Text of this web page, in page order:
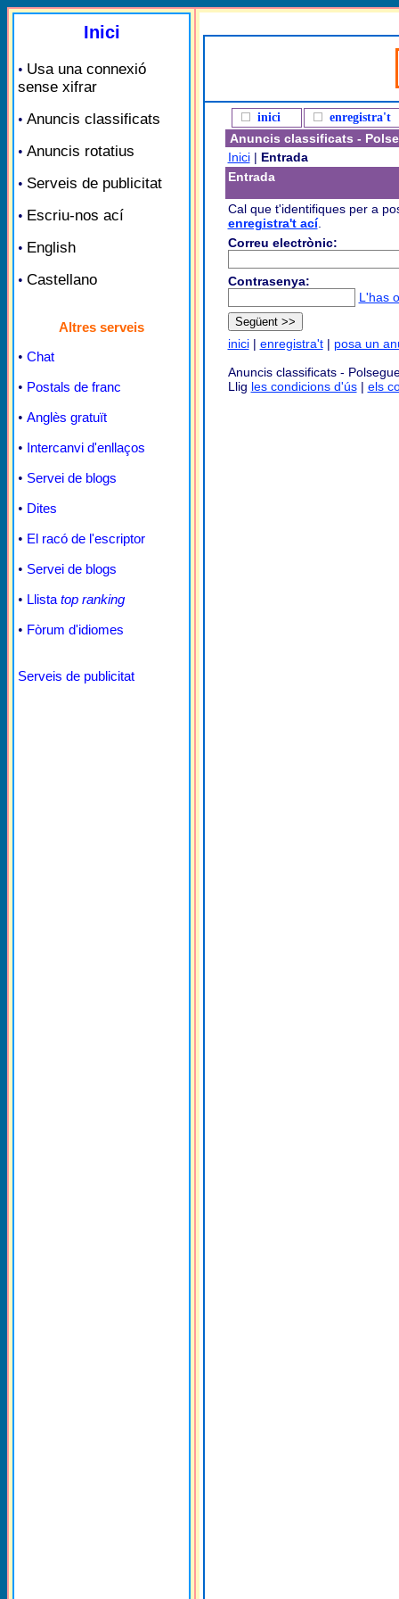
Inici
• Usa una connexió
sense xifrar
• Anuncis classificats
• Anuncis rotatius
• Serveis de publicitat
• Escriu-nos ací
• English
• Castellano
Altres serveis
• Chat
• Postals de franc
• Anglès gratuït
• Intercanvi d'enllaços
• Servei de blogs
• Dites
• El racó de l'escriptor
• Servei de blogs
• Llista top ranking
• Fòrum d'idiomes
Serveis de publicitat
inici enregistra't
Anuncis classificats -
Inici| Entrada
Entrada
Cal que t'identifiques per a
enregistra't ací.
Correu electrònic:
Contrasenya:
L'has
inici| enregistra't| posa un
Anuncis classificats -
Llig les condicions d'ús| els